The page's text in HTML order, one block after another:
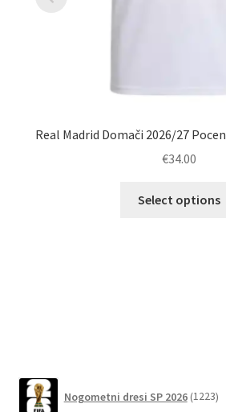
Real Madrid Domači 2026/27
€34.00
Select options
Nogometni dresi SP 2026 1223